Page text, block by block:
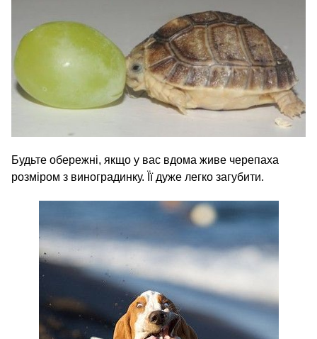
Будьте обережні, якщо у вас вдома живе черепаха
розміром з виноградинку. Її дуже легко загубити.